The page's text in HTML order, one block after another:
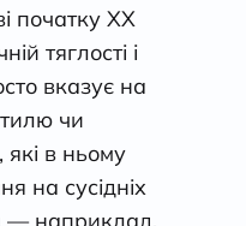
початку ХХ
тяглості і
вказує на
чи
які в ньому
на сусідніх
— наприклад,